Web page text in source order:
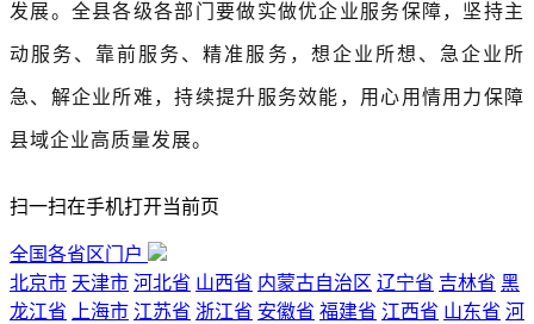
发展。全县各级各部门要做实做优企业服务保障，坚持主
动服务、靠前服务、精准服务，想企业所想、急企业所
急、解企业所难，持续提升服务效能，用心用情用力保障
县域企业高质量发展。
扫一扫在手机打开当前页
全国各省区门户
北京市 天津市 河北省 山西省 内蒙古自治区 辽宁省 吉林省 黑
龙江省
上海市 江苏省 浙江省 安徽省 福建省 江西省 山东省 河